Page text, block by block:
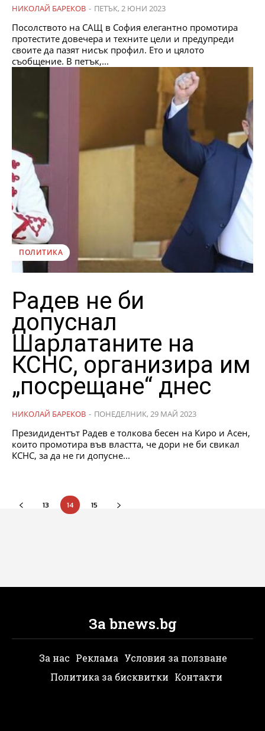
НИКОЛАЙ БАРЕКОВ - ПЕТЪК, 2 ЮНИ 2023
Посолството на САЩ в София елегантно промотира
протестите довечера и техните цели и предупреди
своите да пазят нисък профил. Ето и цялото
съобщение. В петък,...
ПОЛИТИКА
Радев не би
допуснал
Шарлатаните на
КСНС, организира им
„посрещане“ днес
НИКОЛАЙ БАРЕКОВ - ПОНЕДЕЛНИК, 29 МАЙ 2023
Президидентът Радев е толкова бесен на Киро и Асен,
които промотира във властта, че дори не би свикал
КСНС, за да не ги допусне...
13 14 15
За bnews.bg
За нас Реклама Условия за ползване
Политика за бисквитки Контакти